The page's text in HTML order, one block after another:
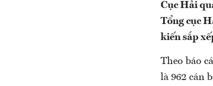
Cục Hải
Tổng cục
kiến sắp
Theo báo
là 962 cán